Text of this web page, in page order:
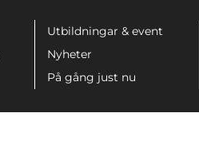
Utbildningar & event
Nyheter
På gång just nu